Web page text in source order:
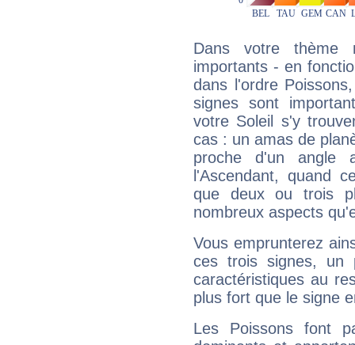
Dans votre thème
importants - en
dans l'ordre
signes sont
votre Soleil s'y
cas : un amas de
proche d'un
l'Ascendant, quand
que deux ou trois
nombreux aspects
Vous emprunterez
ces trois signes, un
caractéristiques au
plus fort que le signe
Les Poissons font